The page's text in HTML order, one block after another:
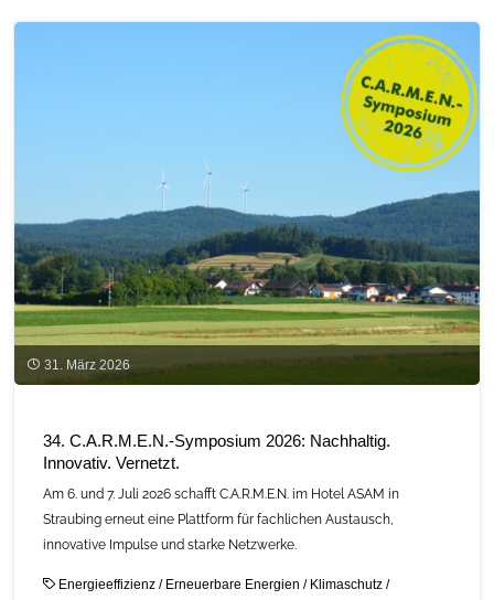
31. März 2026
34. C.A.R.M.E.N.-Symposium 2026: Nachhaltig.
Innovativ. Vernetzt.
Am 6. und 7. Juli 2026 schafft C.A.R.M.E.N. im Hotel ASAM in
Straubing erneut eine Plattform für fachlichen Austausch,
innovative Impulse und starke Netzwerke.
Energieeffizienz / Erneuerbare Energien / Klimaschutz /